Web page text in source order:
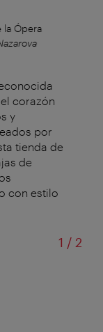
la Ópera
corazón
y
por
tienda de
de
con estilo
1 /de
2